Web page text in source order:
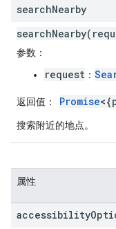
searchNearby
参数 ：
request ：
返回值 ： Promise
搜索附近的地点。
属性
accessibility